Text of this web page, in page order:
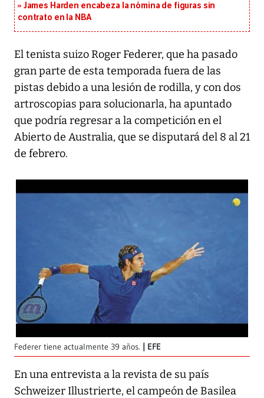
James Harden encabeza la nómina de figuras sin
contrato en la NBA
El tenista suizo Roger Federer, que ha pasado
gran parte de esta temporada fuera de las
pistas debido a una lesión de rodilla, y con dos
artroscopias para solucionarla, ha apuntado
que podría regresar a la competición en el
Abierto de Australia, que se disputará del 8 al 21
de febrero.
Federer tiene actualmente 39 años. EFE
En una entrevista a la revista de su país
Schweizer Illustrierte, el campeón de Basilea